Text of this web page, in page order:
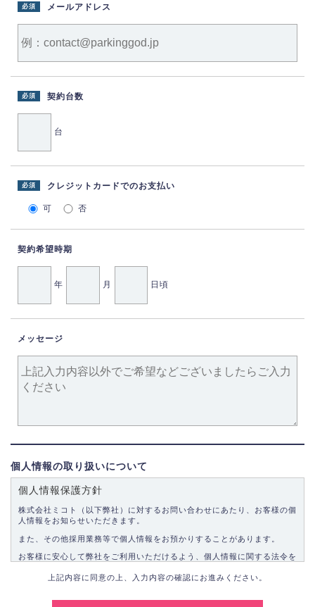
メールアドレス
必須
契約台数
必須
台
クレジットカードでのお支払い
必須
可 否
契約希望時期
年 月 日頃
メッセージ
個人情報の取り扱いについて
個人情報保護方針
株式会社ミコト（以下弊社）に対するお問い合わせにあたり、お客様の個
人情報をお知らせいただきます。
また、その他採用業務等で個人情報をお預かりすることがあります。
お客様に安心して弊社をご利用いただけるよう、個人情報に関する法令を
上記内容に同意の上、入力内容の確認にお進みください。